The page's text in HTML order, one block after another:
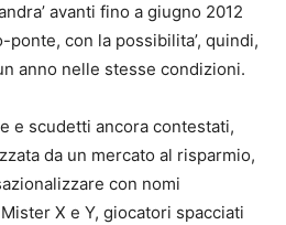
avanti fino a giugno 2012
ponte, con la possibilita’, quindi,
anno nelle stesse condizioni.
e scudetti ancora contestati,
da un mercato al risparmio,
con nomi
X e Y, giocatori spacciati